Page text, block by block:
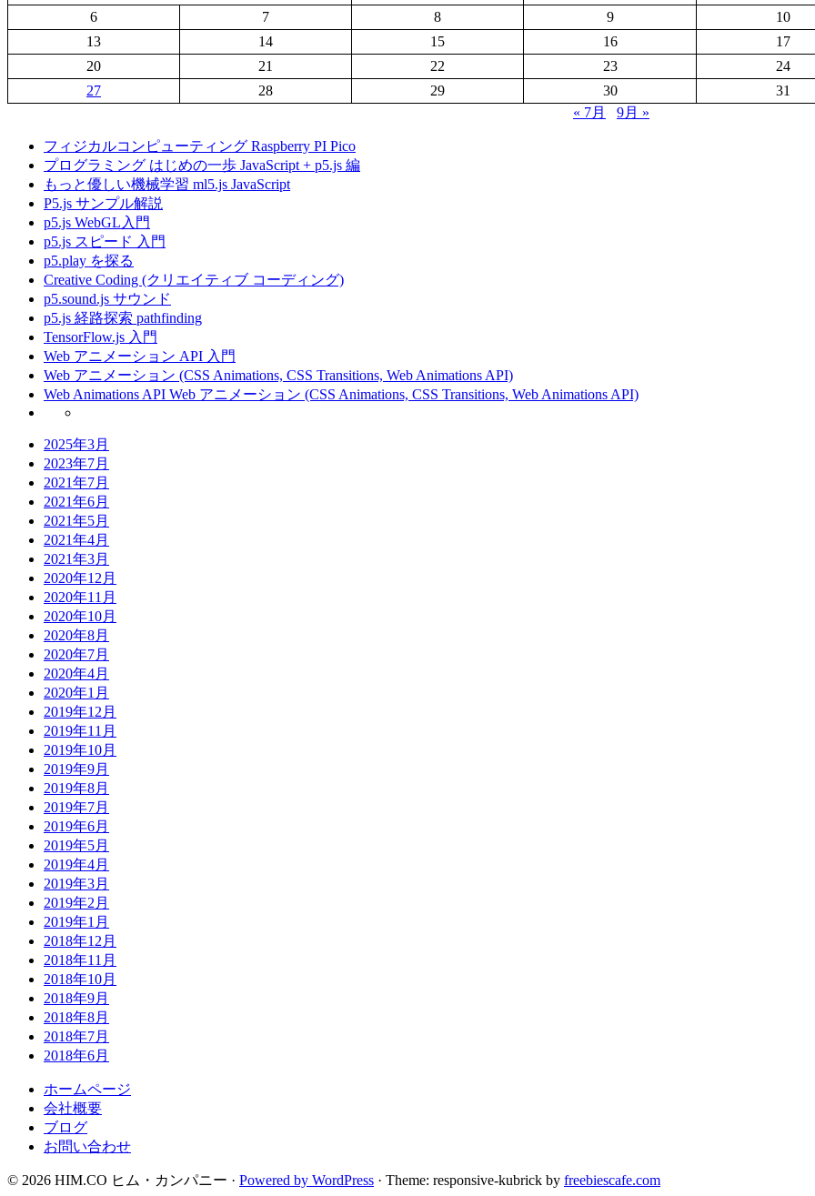
6
7 8 9
10
13
14 15 16
17
20
21 22 23
24
27
28 29 30
31
« 7月
9月 »
フィジカルコンピューティング Raspberry PI Pico
プログラミング はじめの一歩 JavaScript + p5.js 編
もっと優しい機械学習 ml5.js JavaScript
P5.js サンプル解説
p5.js WebGL入門
p5.js スピード 入門
p5.play を探る
Creative Coding (クリエイティブ コーディング)
p5.sound.js サウンド
p5.js 経路探索 pathfinding
TensorFlow.js 入門
Web アニメーション API 入門
Web アニメーション (CSS Animations, CSS Transitions, Web Animations API)
Web Animations API Web アニメーション (CSS Animations, CSS Transitions, Web Animations API)
2025年3月
2023年7月
2021年7月
2021年6月
2021年5月
2021年4月
2021年3月
2020年12月
2020年11月
2020年10月
2020年8月
2020年7月
2020年4月
2020年1月
2019年12月
2019年11月
2019年10月
2019年9月
2019年8月
2019年7月
2019年6月
2019年5月
2019年4月
2019年3月
2019年2月
2019年1月
2018年12月
2018年11月
2018年10月
2018年9月
2018年8月
2018年7月
2018年6月
ホームページ
会社概要
ブログ
お問い合わせ
© 2026 HIM.CO ヒム・カンパニー · Powered by WordPress · Theme: responsive-kubrick by freebiescafe.com